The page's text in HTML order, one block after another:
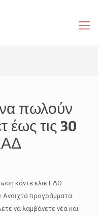
να πωλούν
έως τις 30
κάντε κλικ ΕΔΩ
Ανοιχτά προγράμματα
να λαμβάνετε νέα και